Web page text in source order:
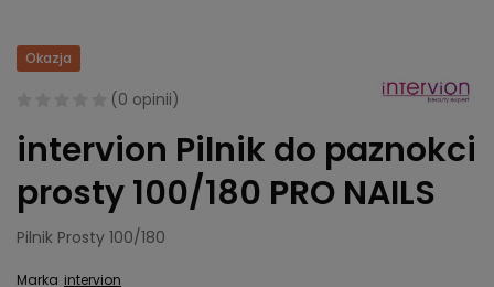
Okazja
(0 opinii)
intervion Pilnik do paznokci
prosty 100/180 PRO NAILS
Pilnik Prosty 100/180
Marka intervion